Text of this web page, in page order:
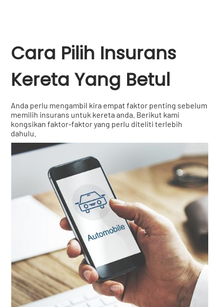
Cara Pilih Insurans
Kereta Yang Betul
Anda perlu mengambil kira empat faktor penting sebelum
memilih insurans untuk kereta anda. Berikut kami
kongsikan faktor-faktor yang perlu diteliti terlebih
dahulu.